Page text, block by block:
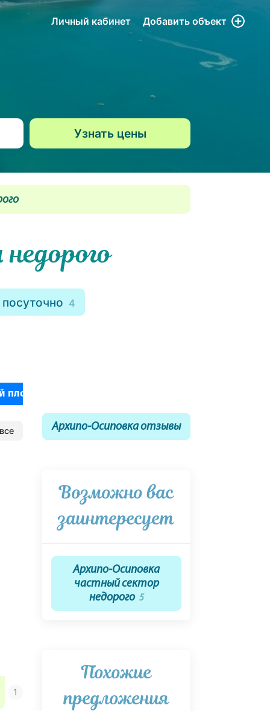
Личный кабинет Добавить объект
4
площадкой
Архипо-Осиповка отзывы
Возможно вас
заинтересует
Архипо-Осиповка
частный сектор
недорого 5
Похожие
предложения